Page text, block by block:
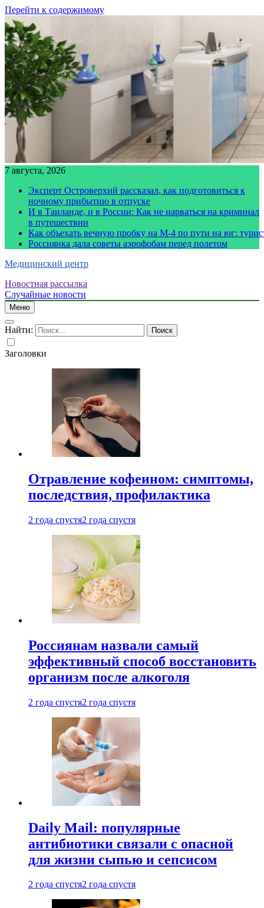
Перейти к содержимому
7 августа, 2026
Эксперт Островерхий рассказал, как подготовиться к
ночному прибытию в отпуске
И в Таиланде, и в России: Как не нарваться на криминал
в путешествии
Как объехать вечную пробку на М-4 по пути на юг:
Россиянка дала советы аэрофобам перед полетом
Медицинский центр
Новостная рассылка
Случайные новости
Меню
Найти:
Заголовки
Отравление кофеином: симптомы,
последствия, профилактика
2 года спустя2 года спустя
Россиянам назвали самый
эффективный способ восстановить
организм после алкоголя
2 года спустя2 года спустя
Daily Mail: популярные
антибиотики связали с опасной
для жизни сыпью и сепсисом
2 года спустя2 года спустя